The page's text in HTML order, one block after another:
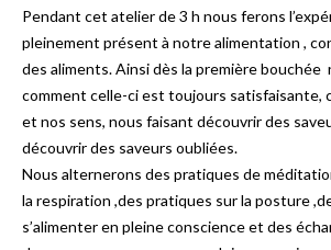
Pendant cet atelier de 3 h nous ferons
pleinement présent à notre alimentation ,
des aliments. Ainsi dès la première
comment celle-ci est toujours satisfaisante,
et nos sens, nous faisant découvrir des
découvrir des saveurs oubliées.
Nous alternerons des pratiques de
la respiration ,des pratiques sur la posture
s’alimenter en pleine conscience et des